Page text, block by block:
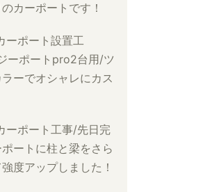
カーポートです！
ーポート設置工
ーポートpro2台用/ツ
ーでオシャレにカス
ーポート工事/先日完
ートに柱と梁をさら
度アップしました！